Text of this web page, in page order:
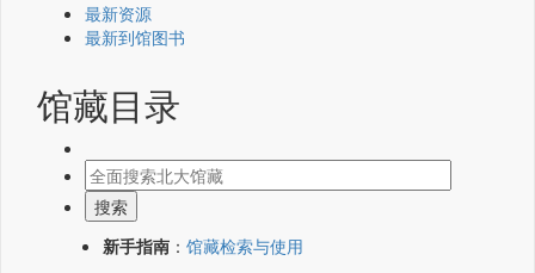
最新资源
最新到馆图书
馆藏目录
新手指南 ： 馆藏检索与使用